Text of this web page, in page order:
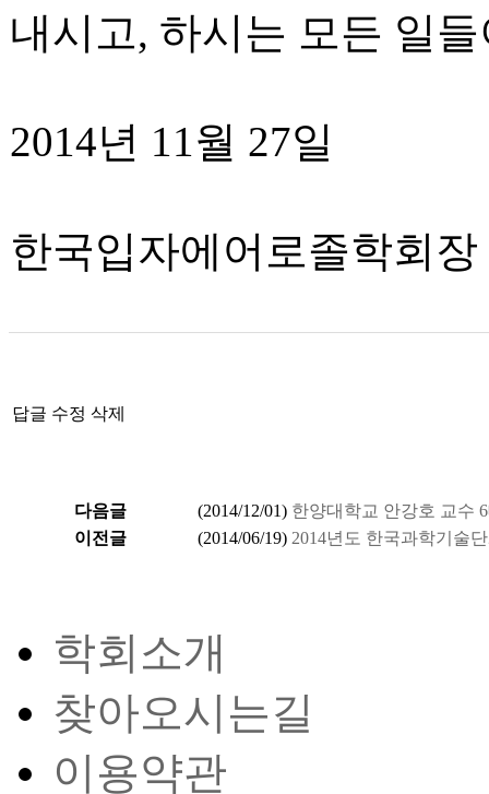
내시고, 하시는 모든 일
2014년 11월 27일
한국입자에어로졸학회
답글 수정 삭제
다음글 (2014/12/01) 한양대학교 안강호 교수
이전글
(2014/06/19) 2014년도 한국과학기술
학회소개
찾아오시는길
이용약관